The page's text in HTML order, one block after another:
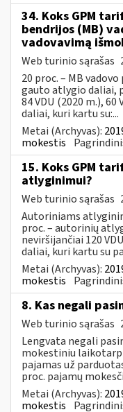
34. Koks GPM
bendrijos (MB)
vadovavimą
Web turinio sąrašas
20 proc. – MB
gauto atlygio daliai,
84 VDU (2020 m.), 60
daliai, kuri kartu su:...
Metai (Archyvas):
mokestis
15. Koks GPM
atlyginimui?
Web turinio sąrašas
Autoriniams
proc. – autorinių
neviršijančiai 120
daliai, kuri kartu su
Metai (Archyvas):
mokestis
8. Kas negali
Web turinio sąrašas
Lengvata negali
mokestiniu
pajamas už
proc. pajamų
Metai (Archyvas):
mokestis